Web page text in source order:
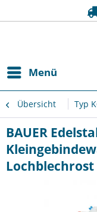
Menü
Übersicht Typ
BAUER
Lochblechrost